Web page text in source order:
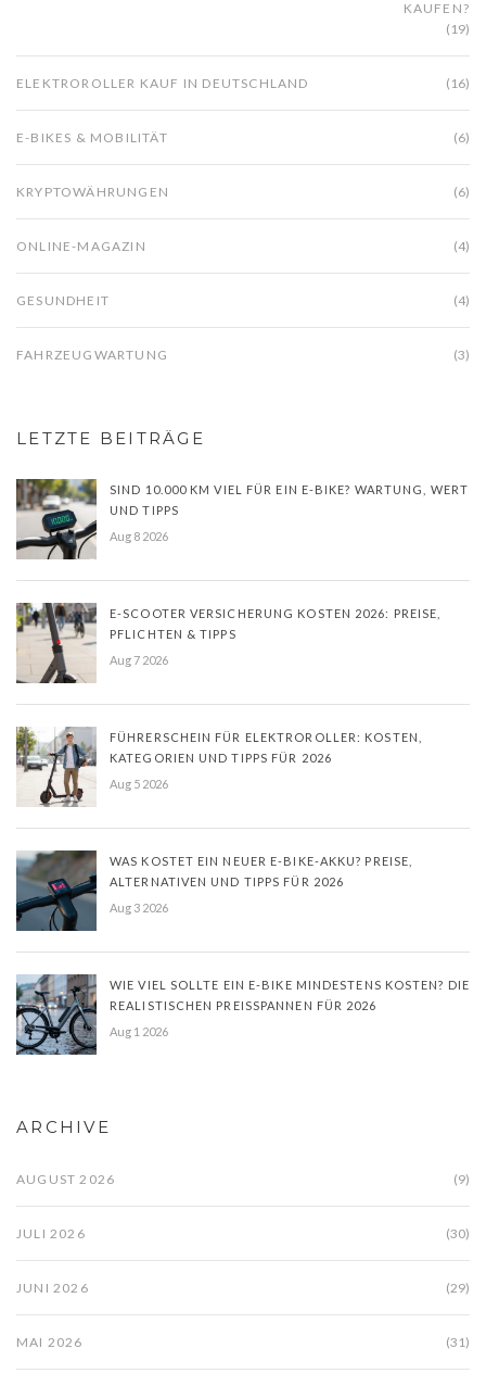
KAUFEN?
(19)
ELEKTROROLLER KAUF IN DEUTSCHLAND (16)
E-BIKES & MOBILITÄT (6)
KRYPTOWÄHRUNGEN (6)
ONLINE-MAGAZIN (4)
GESUNDHEIT (4)
FAHRZEUGWARTUNG (3)
LETZTE BEITRÄGE
SIND 10.000 KM VIEL FÜR EIN E-BIKE? WARTUNG, WERT
UND TIPPS
Aug 8 2026
E-SCOOTER VERSICHERUNG KOSTEN 2026: PREISE,
PFLICHTEN & TIPPS
Aug 7 2026
FÜHRERSCHEIN FÜR ELEKTROROLLER: KOSTEN,
KATEGORIEN UND TIPPS FÜR 2026
Aug 5 2026
WAS KOSTET EIN NEUER E-BIKE-AKKU? PREISE,
ALTERNATIVEN UND TIPPS FÜR 2026
Aug 3 2026
WIE VIEL SOLLTE EIN E-BIKE MINDESTENS KOSTEN? DIE
REALISTISCHEN PREISSPANNEN FÜR 2026
Aug 1 2026
ARCHIVE
AUGUST 2026 (9)
JULI 2026 (30)
JUNI 2026 (29)
MAI 2026 (31)